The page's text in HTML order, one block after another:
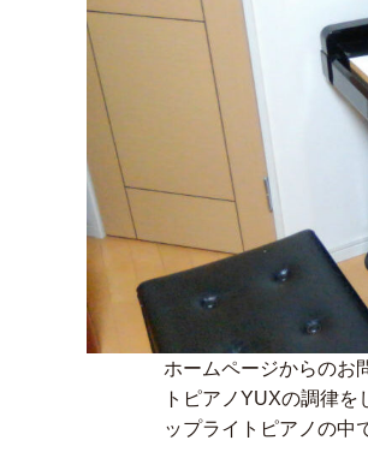
ホームページからのお
トピアノYUXの調律
ップライトピアノの中